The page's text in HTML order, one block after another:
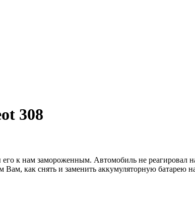
308
к нам замороженным. Автомобиль не реагировал
как снять и заменить аккумуляторную батарею